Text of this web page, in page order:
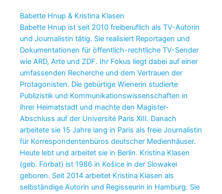
Babette Hnup & Kristina Klasen
Babette Hnup ist seit 2010 freiberuflich als TV-Autorin
und Journalistin tätig. Sie realisiert Reportagen und
Dokumentationen für öffentlich-rechtliche TV-Sender
wie ARD, Arte und ZDF. Ihr Fokus liegt dabei auf einer
umfassenden Recherche und dem Vertrauen der
Protagonisten. Die gebürtige Wienerin studierte
Publizistik und Kommunikationswissenschaften in
ihrer Heimatstadt und machte den Magister-
Abschluss auf der Université Paris XIII. Danach
arbeitete sie 15 Jahre lang in Paris als freie Journalistin
für Korrespondentenbüros deutscher Medienhäuser.
Heute lebt und arbeitet sie in Berlin. Kristina Klasen
(geb. Forbat) ist 1986 in Košice in der Slowakei
geboren. Seit 2014 arbeitet Kristina Klasen als
selbständige Autorin und Regisseurin in Hamburg. Sie